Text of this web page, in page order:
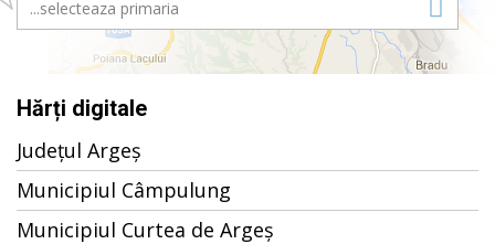
Hărți digitale
Județul Argeș
Municipiul Câmpulung
Municipiul Curtea de Argeș